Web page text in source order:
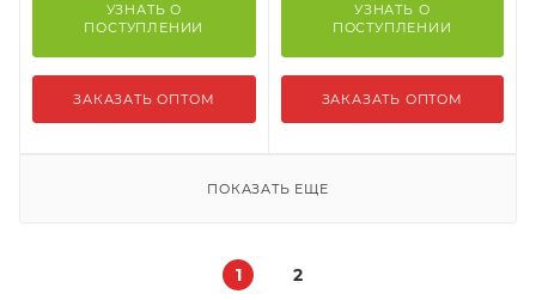
УЗНАТЬ О
ПОСТУПЛЕНИИ
ЗАКАЗАТЬ ОПТОМ
УЗНАТЬ О
ПОСТУПЛЕНИИ
ЗАКАЗАТЬ ОПТОМ
ПОКАЗАТЬ ЕЩЕ
1 2